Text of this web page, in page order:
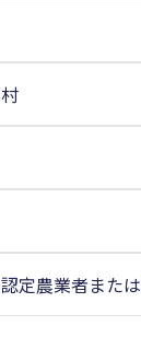
定農業者また